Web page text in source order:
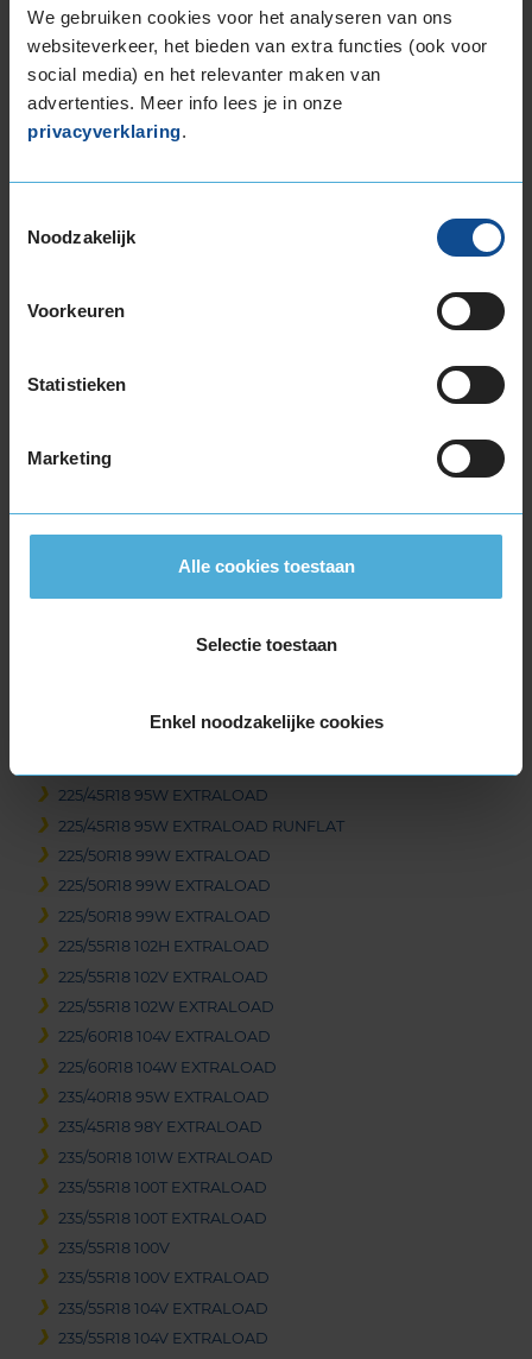
We gebruiken cookies voor het analyseren van ons
websiteverkeer, het bieden van extra functies (ook voor
social media) en het relevanter maken van
advertenties. Meer info lees je in onze
privacyverklaring.
Noodzakelijk
Voorkeuren
Statistieken
Marketing
Alle cookies toestaan
Selectie toestaan
Enkel noodzakelijke cookies
225/55R17 97T EXTRALOAD
235/45R17 97Y EXTRALOAD
235/55R17 103Y EXTRALOAD
235/55R17 99H
235/65R17 108W EXTRALOAD
245/55R17 106H EXTRALOAD
195/55R18 93H EXTRALOAD
215/55R18 99V EXTRALOAD
225/45R18 95W EXTRALOAD
225/45R18 95W EXTRALOAD RUNFLAT
225/50R18 99W EXTRALOAD
225/50R18 99W EXTRALOAD
225/50R18 99W EXTRALOAD
225/55R18 102H EXTRALOAD
225/55R18 102V EXTRALOAD
225/55R18 102W EXTRALOAD
225/60R18 104V EXTRALOAD
225/60R18 104W EXTRALOAD
235/40R18 95W EXTRALOAD
235/45R18 98Y EXTRALOAD
235/50R18 101W EXTRALOAD
235/55R18 100T EXTRALOAD
235/55R18 100T EXTRALOAD
235/55R18 100V
235/55R18 100V EXTRALOAD
235/55R18 104V EXTRALOAD
235/55R18 104V EXTRALOAD